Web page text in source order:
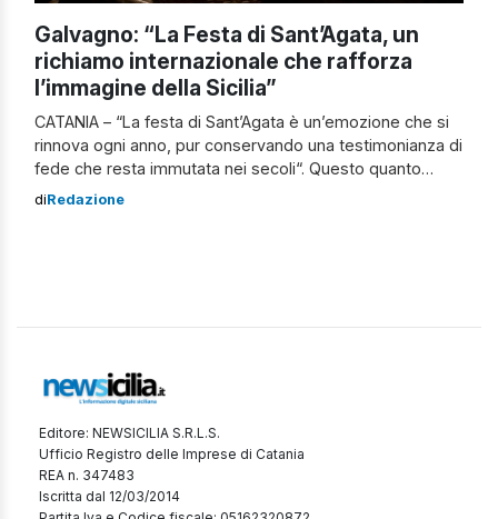
Galvagno: “La Festa di Sant’Agata, un
richiamo internazionale che rafforza
l’immagine della Sicilia”
CATANIA – “La festa di Sant’Agata è un’emozione che si
rinnova ogni anno, pur conservando una testimonianza di
fede che resta immutata nei secoli“. Questo quanto
afferma il presidente dell’Assemblea Regionale Siciliana,
diRedazione
Editore: NEWSICILIA S.R.L.S.
Ufficio Registro delle Imprese di Catania
REA n. 347483
Iscritta dal 12/03/2014